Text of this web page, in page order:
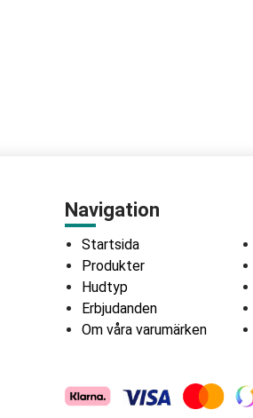
Navigation
Startsida
Produkter
Hudtyp
Erbjudanden
Om våra varumärken